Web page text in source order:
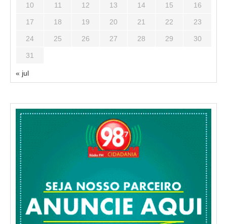
10 11 12 13 14 15 16
17 18 19 20 21 22 23
24 25 26 27 28 29 30
31
« jul